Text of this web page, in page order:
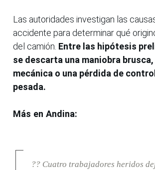
Las autoridades investigan las
accidente para determinar qué
del camión. Entre las hipótesis
se descarta una maniobra
mecánica o una pérdida de
pesada.
Más en Andina:
?? Cuatro trabajadores heridos